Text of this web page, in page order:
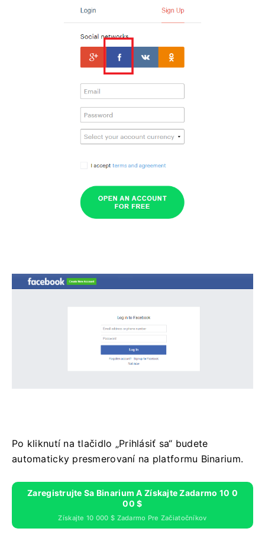
Po kliknutí na tlačidlo „Prihlásiť sa“ budete
automaticky presmerovaní na platformu Binarium.
Zaregistrujte Sa Binarium A Získajte Zadarmo 10 0
00 $
Získajte 10 000 $ Zadarmo Pre Začiatočníkov